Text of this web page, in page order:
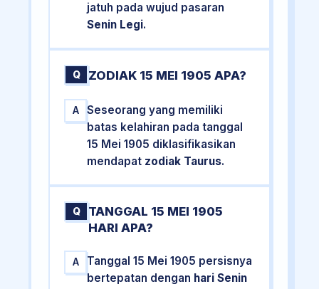
jatuh pada wujud pasaran
Senin Legi.
Q ZODIAK 15 MEI 1905 APA?
A
Seseorang yang memiliki
batas kelahiran pada tanggal
15 Mei 1905 diklasifikasikan
mendapat zodiak Taurus.
Q
TANGGAL 15 MEI 1905
HARI APA?
A
Tanggal 15 Mei 1905 persisnya
bertepatan dengan hari Senin